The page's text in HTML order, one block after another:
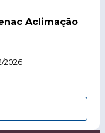
Aclimação
2026